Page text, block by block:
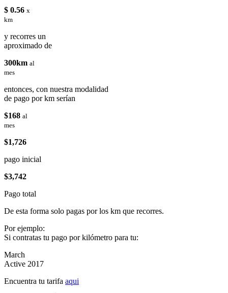
$ 0.56 x
km
y recorres un
aproximado de
300km al
mes
entonces, con nuestra modalidad
de pago por km serían
$168 al
mes
$1,726
pago inicial
$3,742
Pago total
De esta forma solo pagas por los km que recorres.
Por ejemplo:
Si contratas tu pago por kilómetro para tu:
March
Active 2017
Encuentra tu tarifa aqui